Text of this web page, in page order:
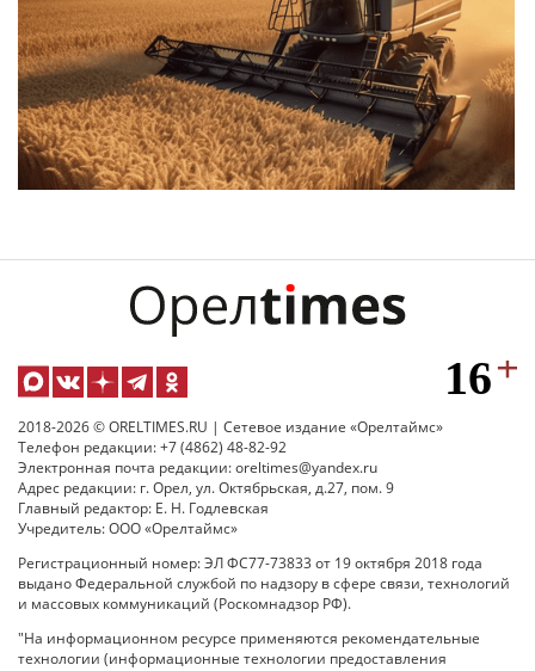
2018-2026 © ORELTIMES.RU | Сетевое издание «Орелтаймс»
Телефон редакции: +7 (4862) 48-82-92
Электронная почта редакции: oreltimes@yandex.ru
Адрес редакции: г. Орел, ул. Октябрьская, д.27, пом. 9
Главный редактор: Е. Н. Годлевская
Учредитель: ООО «Орелтаймс»
Регистрационный номер: ЭЛ ФС77-73833 от 19 октября 2018 года
выдано Федеральной службой по надзору в сфере связи, технологий
и массовых коммуникаций (Роскомнадзор РФ).
"На информационном ресурсе применяются рекомендательные
технологии (информационные технологии предоставления